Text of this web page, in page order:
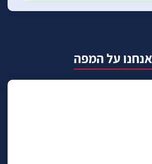
אנחנו על המפה